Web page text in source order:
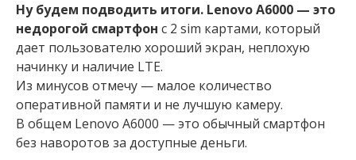
Ну будем подводить итоги. Lenovo A6000 — это
недорогой смартфон с 2 sim картами, который
дает пользователю хороший экран, неплохую
начинку и наличие LTE.
Из минусов отмечу — малое количество
оперативной памяти и не лучшую камеру.
В общем Lenovo A6000 — это обычный смартфон
без наворотов за доступные деньги.